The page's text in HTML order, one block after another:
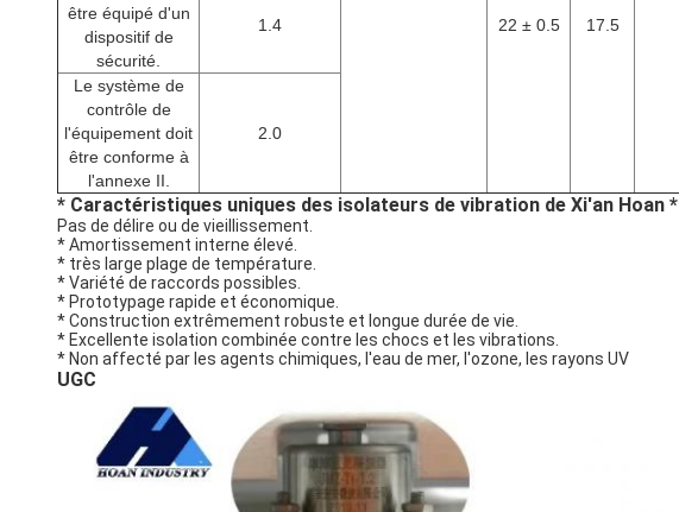
22 ± 0.5 17.5
être équipé d'un
dispositif de
sécurité.
1.4
Le système de
contrôle de
l'équipement doit
être conforme à
l'annexe II.
2.0
* Caractéristiques uniques des isolateurs de vibration de Xi'an Hoan *
Pas de délire ou de vieillissement.
* Amortissement interne élevé.
* très large plage de température.
* Variété de raccords possibles.
* Prototypage rapide et économique.
* Construction extrêmement robuste et longue durée de vie.
* Excellente isolation combinée contre les chocs et les vibrations.
* Non affecté par les agents chimiques, l'eau de mer, l'ozone, les rayons UV
UGC